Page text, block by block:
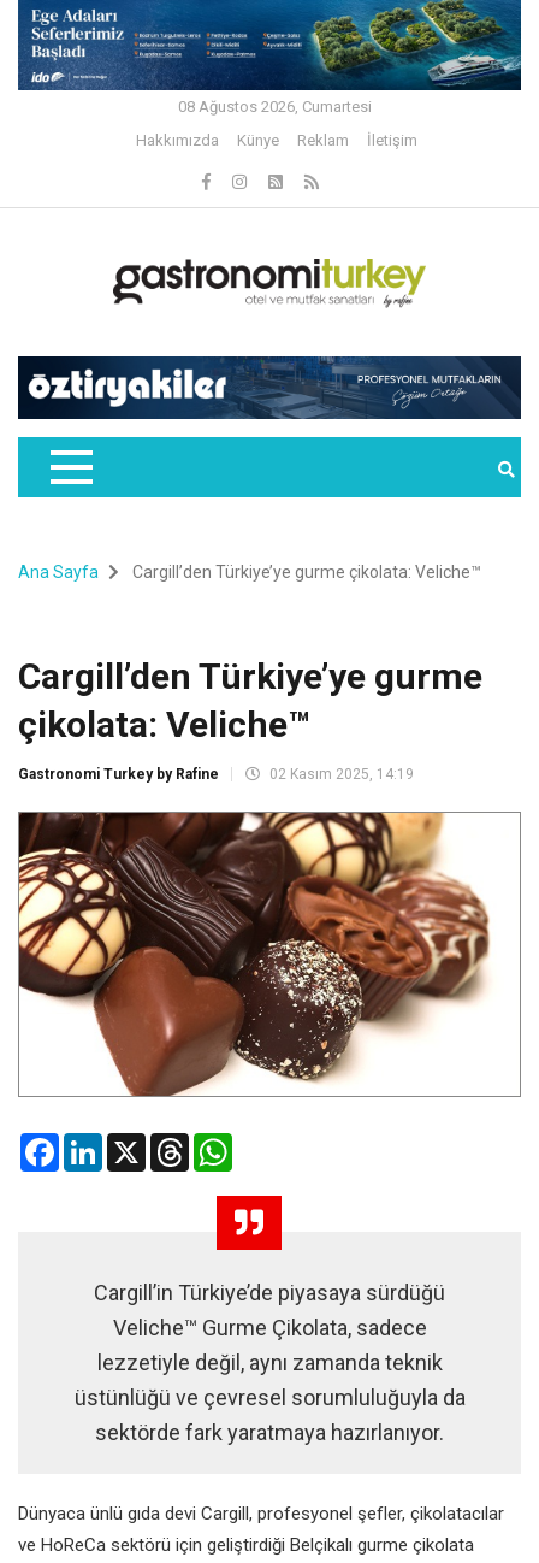
08 Ağustos 2026, Cumartesi
Hakkımızda
Künye Reklam İletişim
Ana Sayfa Cargill’den Türkiye’ye gurme çikolata: Veliche™
Cargill’den Türkiye’ye gurme
çikolata: Veliche™
Gastronomi Turkey by Rafine 02 Kasım 2025, 14:19
FacebookLinkedIn
X Threads
Cargill’in Türkiye’de piyasaya sürdüğü
Veliche™ Gurme Çikolata, sadece
lezzetiyle değil, aynı zamanda teknik
üstünlüğü ve çevresel sorumluluğuyla da
sektörde fark yaratmaya hazırlanıyor.
Dünyaca ünlü gıda devi Cargill, profesyonel şefler, çikolatacılar
ve HoReCa sektörü için geliştirdiği Belçikalı gurme çikolata